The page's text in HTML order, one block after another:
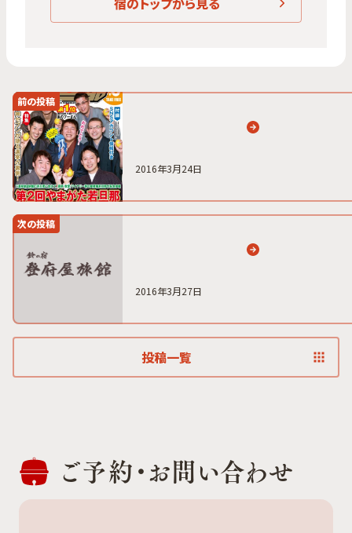
前の投稿
2016年3月24日
次の投稿
2016年3月27日
投稿一覧
ご予約・お問い合わせ